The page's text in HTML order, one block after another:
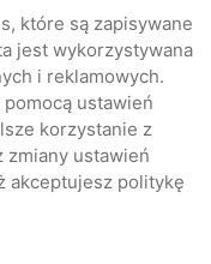
które są zapisywane
jest wykorzystywana
i reklamowych.
ustawień
korzystanie z
ustawień
akceptujesz politykę